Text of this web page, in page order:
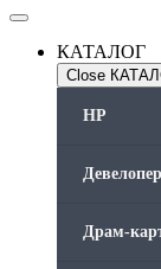
КАТАЛОГ
Close
HP
Драм-